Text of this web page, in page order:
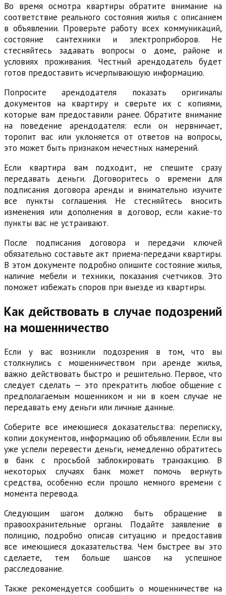
Во время осмотра квартиры обратите внимание на
соответствие реального состояния жилья с описанием
в объявлении. Проверьте работу всех коммуникаций,
состояние сантехники и электроприборов. Не
стесняйтесь задавать вопросы о доме, районе и
условиях проживания. Честный арендодатель будет
готов предоставить исчерпывающую информацию.
Попросите арендодателя показать оригиналы
документов на квартиру и сверьте их с копиями,
которые вам предоставили ранее. Обратите внимание
на поведение арендодателя: если он нервничает,
торопит вас или уклоняется от ответов на вопросы,
это может быть признаком нечестных намерений.
Если квартира вам подходит, не спешите сразу
передавать деньги. Договоритесь о времени для
подписания договора аренды и внимательно изучите
все пункты соглашения. Не стесняйтесь вносить
изменения или дополнения в договор, если какие-то
пункты вас не устраивают.
После подписания договора и передачи ключей
обязательно составьте акт приема-передачи квартиры.
В этом документе подробно опишите состояние жилья,
наличие мебели и техники, показания счетчиков. Это
поможет избежать споров при выезде из квартиры.
Как действовать в случае подозрений
на мошенничество
Если у вас возникли подозрения в том, что вы
столкнулись с мошенничеством при аренде жилья,
важно действовать быстро и решительно. Первое, что
следует сделать — это прекратить любое общение с
предполагаемым мошенником и ни в коем случае не
передавать ему деньги или личные данные.
Соберите все имеющиеся доказательства: переписку,
копии документов, информацию об объявлении. Если вы
уже успели перевести деньги, немедленно обратитесь
в банк с просьбой заблокировать транзакцию. В
некоторых случаях банк может помочь вернуть
средства, особенно если прошло немного времени с
момента перевода.
Следующим шагом должно быть обращение в
правоохранительные органы. Подайте заявление в
полицию, подробно описав ситуацию и предоставив
все имеющиеся доказательства. Чем быстрее вы это
сделаете, тем больше шансов на успешное
расследование.
Также рекомендуется сообщить о мошенничестве на